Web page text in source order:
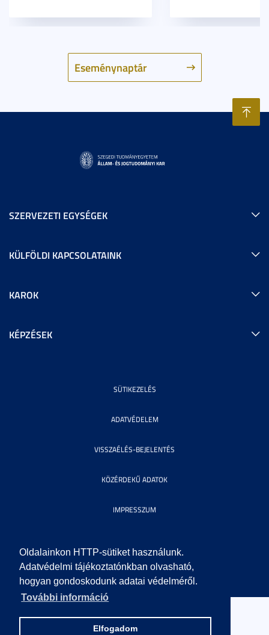
Oldalainkon HTTP-sütiket használunk.
Adatvédelmi tájékoztatónkban olvasható,
hogyan gondoskodunk adatai védelméről.
További információ
Elfogadom
Eseménynaptár
SZERVEZETI EGYSÉGEK
KÜLFÖLDI KAPCSOLATAINK
KAROK
KÉPZÉSEK
© 2010 SZEGEDI TUDOMÁNYEGYETEM. MINDEN JOG FENNTARTVA.
SÜTIKEZELÉS
ADATVÉDELEM
VISSZAÉLÉS-BEJELENTÉS
KÖZÉRDEKŰ ADATOK
IMPRESSZUM